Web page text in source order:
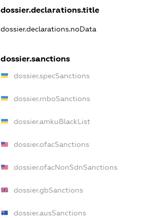
dossier.declarations.title
dossier.declarations.noData
dossier.sanctions
dossier.specSanctions
dossier.rnboSanctions
dossier.amkuBlackList
dossier.ofacSanctions
dossier.ofacNonSdnSanctions
dossier.gbSanctions
dossier.ausSanctions